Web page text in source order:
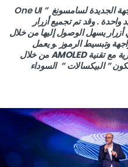
” الواجهة الجديدة لسامسونغ ” One UI
. وقد تم تجميع أزرار
يسهل الوصول إليها من خلال
وتبسيط الرموز .و يعمل
مع تقنيةAMOLEDمن خلال
” البيكسالات ” السوداء